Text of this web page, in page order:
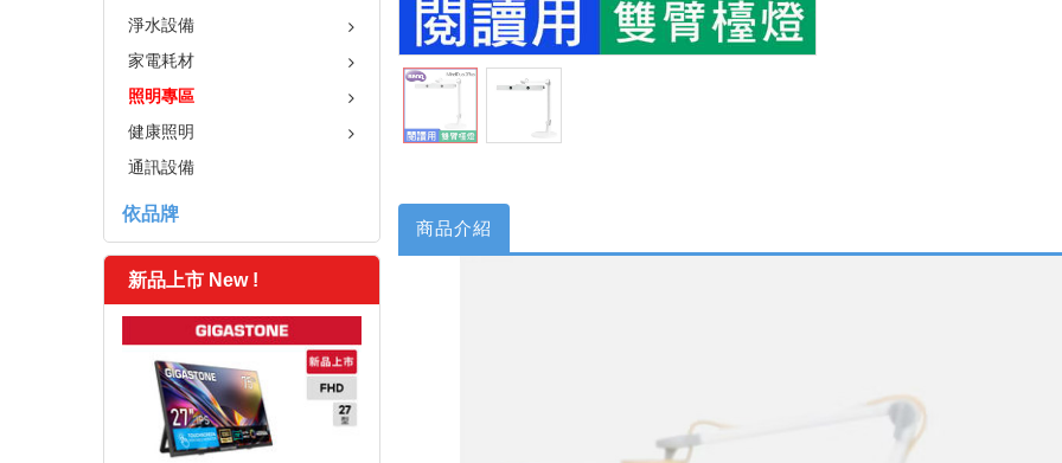
淨水設備
家電耗材
照明專區
健康照明
通訊設備
依品牌
新品上市 New !
商品介紹